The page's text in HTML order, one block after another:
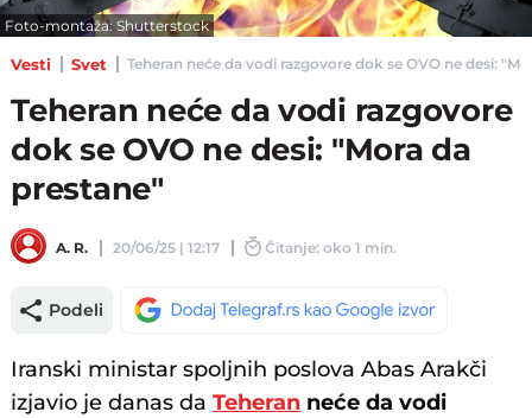
Foto-montaža: Shutterstock
Vesti Svet Teheran neće da vodi razgovore dok se OVO ne desi:
Teheran neće da vodi razgovore
dok se OVO ne desi: "Mora da
prestane"
A. R. 20/06/25 | 12:17 Čitanje: oko 1 min.
Podeli
Iranski ministar spoljnih poslova Abas Arakči
izjavio je danas daTeheran neće da vodi